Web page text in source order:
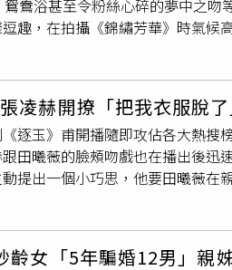
院銷毀胚胎。不過，她仍可透過
全等方式，避免涉案胚胎後續遭
李女最終沒有立即辦理離婚，而
長達20多年的婚姻傷痕，更因離
登記制度管理漏洞的討論。
、性騷擾、性侵害，請打110報案
提出診斷證明書並解釋住院中不
方原諒並撤告，開庭結束後時，
聽到「覺得看護在爭家產嗎？」
之後，另外安排住處和看護人力
鴦浴甚至令粉絲心碎的夢中之
趣，在拍攝《錦繡芳華》時氣候
起來蠻憨厚的，心想怎麼會愛上
」面對好友的調侃，李現則無奈
負堅持到底，即使面對旁人的不
練，進行體態管理減重，還特別
束後最大的收穫，就是對唐朝文
解。《錦繡芳華》23日起，每週
凌赫開撩「把我衣服脫了
逐玉》甫開播隨即攻佔各大熱搜
田曦薇的臉頰吻戲也在播出後迅
提出一個小巧思，他要田曦薇在
演看過之後認為效果非常自然，
至有人形容是今年古裝劇中最自
第5集中，兩人還上演假洞房橋段
只好與謝征同床共枕，兩人從生
齡女「5年騙婚12男」